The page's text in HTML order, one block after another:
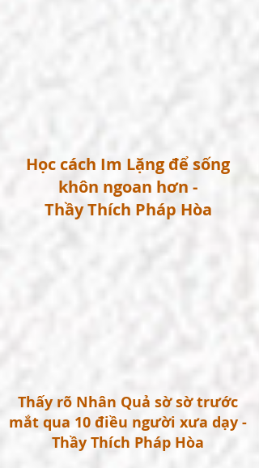
Học cách Im Lặng để sống
khôn ngoan hơn -
Thầy Thích Pháp Hòa
Thấy rõ Nhân Quả sờ sờ trước
mắt qua 10 điều người xưa dạy -
Thầy Thích Pháp Hòa